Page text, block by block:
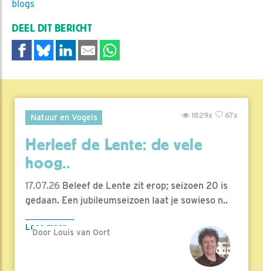
blogs
DEEL DIT BERICHT
Natuur en Vogels 67x
1829x
Herleef de Lente: de vele
hoog..
17.07.26 Beleef de Lente zit erop; seizoen 20 is
gedaan. Een jubileumseizoen laat je sowieso n..
Lees meer
Door Louis van Oort